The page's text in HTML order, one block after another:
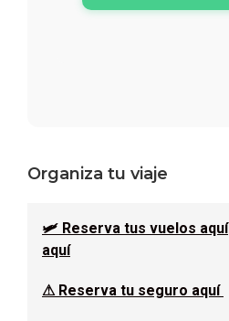
Barra
principal
Organiza tu viaje
🛩 Reserva tus vuelos aquí
aquí
⚠ Reserva tu seguro aquí